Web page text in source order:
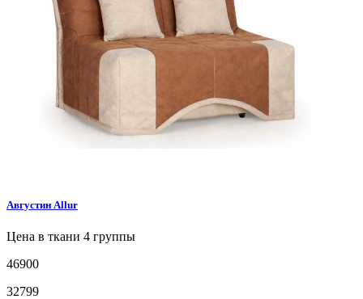
Августин Allur
Цена в ткани 4 группы
46900
32799